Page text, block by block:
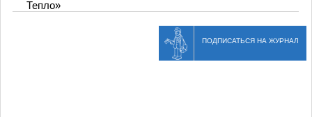
Тепло»
ПОДПИСАТЬСЯ НА ЖУРНАЛ